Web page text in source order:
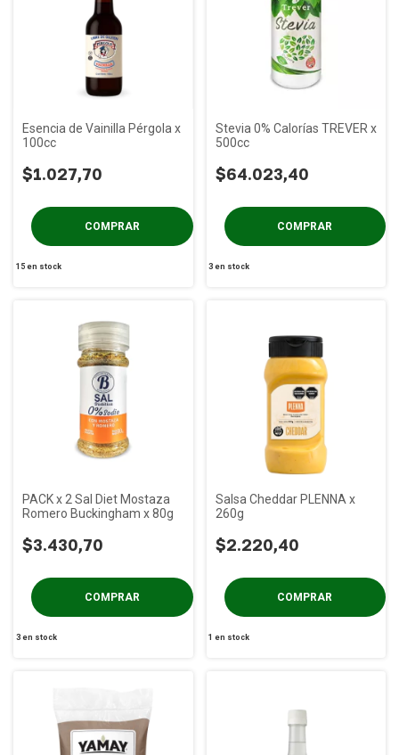
Esencia de Vainilla Pérgola x
100cc
$1.027,70
15en stock
Stevia 0% Calorías TREVER x
500cc
$64.023,40
3 en stock
PACK x 2 Sal Diet Mostaza
Romero Buckingham x 80g
$3.430,70
3en stock
Salsa Cheddar PLENNA x
260g
$2.220,40
1 en stock